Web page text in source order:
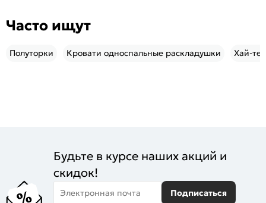
Часто ищут
Полуторки Кровати односпальные раскладушки Хай-тек
Будьте в курсе наших акций и
скидок!
Электронная почта Подписаться